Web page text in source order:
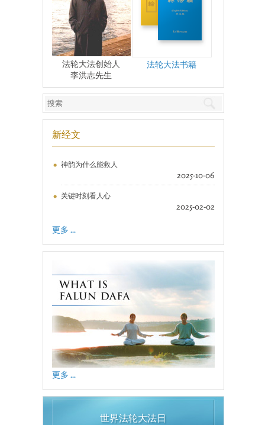
法轮大法创始人
李洪志先生
法轮大法书籍
新经文
神韵为什么能救人
2025-10-06
关键时刻看人心
2025-02-02
更多 ...
更多 ...
世界法轮大法日